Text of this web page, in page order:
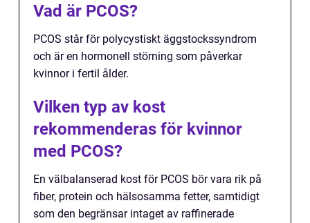
Vad är PCOS?
PCOS står för polycystiskt äggstockssyndrom
och är en hormonell störning som påverkar
kvinnor i fertil ålder.
Vilken typ av kost
rekommenderas för kvinnor
med PCOS?
En välbalanserad kost för PCOS bör vara rik på
fiber, protein och hälsosamma fetter, samtidigt
som den begränsar intaget av raffinerade